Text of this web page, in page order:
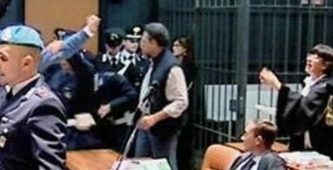
TG CUB
INTERNAZIONALE
RASSEGNA STAMPA